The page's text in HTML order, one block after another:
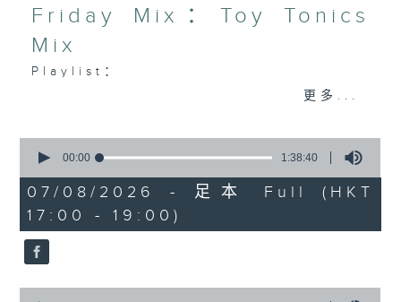
Friday Mix：Toy Tonics
Mix
Playlist：
.
1730
张敬轩 - 放弃的界限
力臻 - 完美候备
Paula 区子琳 - 给我哀伤的朋友
Feanna 黄淑蔓 - Hey Feanna
Kaelyn - Up & Down
Kacey陈凯琪 - 完全真空
更多...
seconds
1
hour,
38
minutes,
40
seconds
00:00 1:38:40
07/08/2026 - 足本 Full (HKT
17:00 - 19:00)